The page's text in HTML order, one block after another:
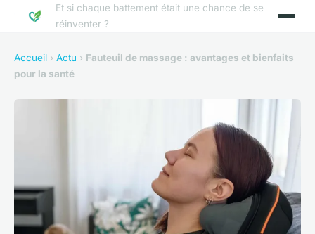
Et si chaque battement était une chance de se
réinventer ?
Accueil › Actu › Fauteuil de massage : avantages et bienfaits
pour la santé